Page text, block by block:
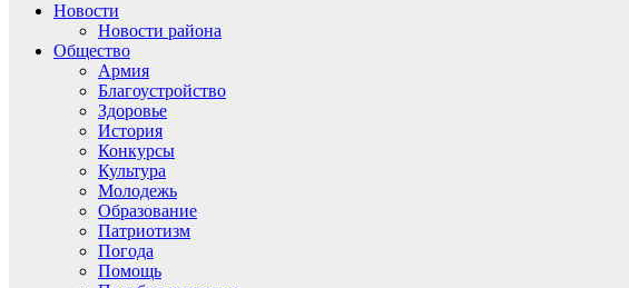
Новости
Новости района
Общество
Армия
Благоустройство
Здоровье
История
Конкурсы
Культура
Молодежь
Образование
Патриотизм
Погода
Помощь